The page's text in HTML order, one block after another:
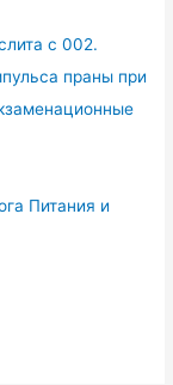
с 002.
праны при
Питания и